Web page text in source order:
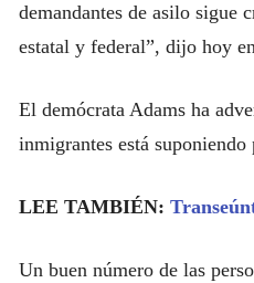
demandantes de asilo sigue
estatal y federal”, dijo hoy
El demócrata Adams ha
inmigrantes está
LEE TAMBIÉN:
Un buen número de las